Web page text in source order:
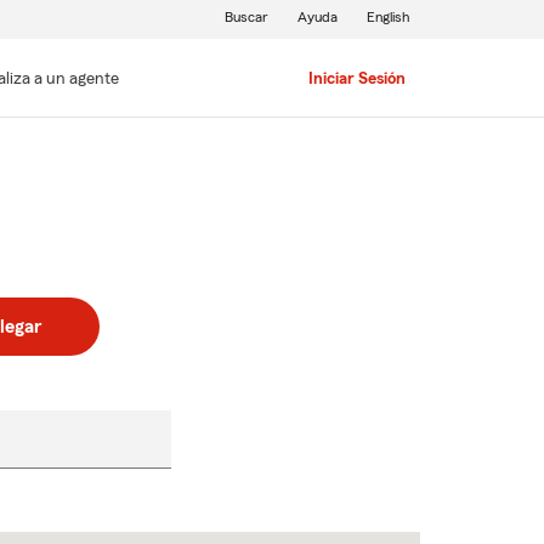
a un agente Iniciar Sesión
Buscar Ayuda English